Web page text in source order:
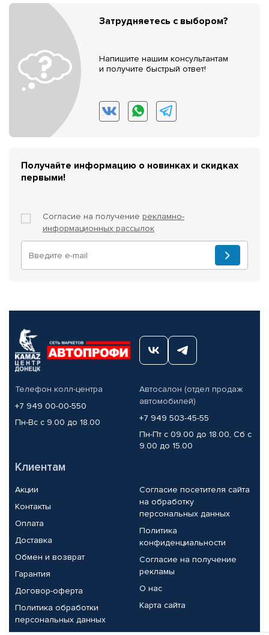
Затрудняетесь с выбором?
Напишите нашим консультантам
и получите быстрый ответ!
Получайте информацию о новинках и скидках
первыми!
Согласие на получение рекламно-
информационных рассылок
Телефон колл-центра
+7 949 00-00-550
Пн-Вс с 9.00 до 18.00
Автосалон (отдел продаж
автомобилей)
+7 949 503-45-55
Пн-Пт с 09.00 до 18.00, Сб с
9.00 до 15.00
Клиентам
Акции
Контакты
Оплата
Доставка
Обмен и возврат
Гарантия
Договор-оферта
Политика обработки
персональных данных
Согласие посетителя сайта
на обработку
персональных данных
Политика
конфиденциальности
Согласие на получение
рекламы
О нас
Карта сайта